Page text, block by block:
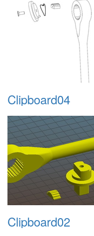
Clipboard04
Clipboard02